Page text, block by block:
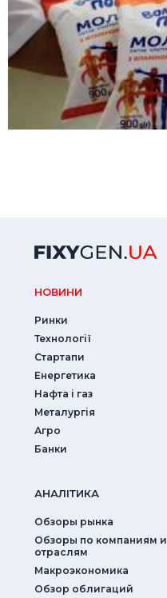
НОВИНИ
Ринки
Технології
Стартапи
Енергетика
Нафта і газ
Металургія
Агро
Банки
АНАЛIТИКА
Обзоры рынка
Обзоры по компаниям и
отраслям
Макроэкономика
Обзор облигаций